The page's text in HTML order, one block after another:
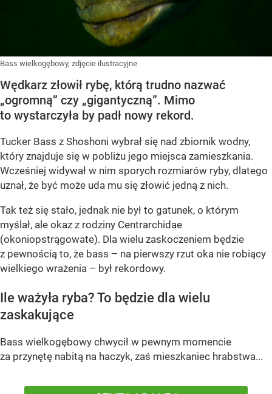
Bass wielkogębowy, zdjęcie ilustracyjne
Wędkarz złowił rybę, którą trudno nazwać
„ogromną” czy „gigantyczną”. Mimo
to wystarczyła by padł nowy rekord.
Tucker Bass z Shoshoni wybrał się nad zbiornik wodny,
który znajduje się w pobliżu jego miejsca zamieszkania.
Wcześniej widywał w nim sporych rozmiarów ryby, dlatego
uznał, że być może uda mu się złowić jedną z nich.
Tak też się stało, jednak nie był to gatunek, o którym
myślał, ale okaz z rodziny Centrarchidae
(okoniopstrągowate). Dla wielu zaskoczeniem będzie
z pewnością to, że bass – na pierwszy rzut oka nie robiący
wielkiego wrażenia – był rekordowy.
Ile ważyła ryba? To będzie dla wielu
zaskakujące
Bass wielkogębowy chwycił w pewnym momencie
za przynętę nabitą na haczyk, zaś mieszkaniec hrabstwa...